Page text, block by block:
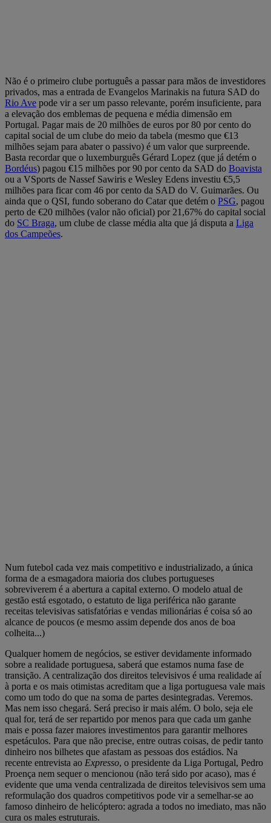
Não é o primeiro clube português a passar para mãos de investidores
privados, mas a entrada de Evangelos Marinakis na futura SAD do
Rio Ave pode vir a ser um passo relevante, porém insuficiente, para
a elevação dos emblemas de pequena e média dimensão em
Portugal. Pagar mais de 20 milhões de euros por 80 por cento do
capital social de um clube do meio da tabela (mesmo que €13
milhões sejam para abater o passivo) é um valor que surpreende.
Basta recordar que o luxemburguês Gérard Lopez (que já detém o
Bordéus) pagou €15 milhões por 90 por cento da SAD do Boavista
ou a VSports de Nassef Sawiris e Wesley Edens investiu €5,5
milhões para ficar com 46 por cento da SAD do V. Guimarães. Ou
ainda que o QSI, fundo soberano do Catar que detém o PSG, pagou
perto de €20 milhões (valor não oficial) por 21,67% do capital social
do SC Braga, um clube de classe média alta que já disputa a Liga
dos Campeões.
Num futebol cada vez mais competitivo e industrializado, a única
forma de a esmagadora maioria dos clubes portugueses
sobreviverem é a abertura a capital externo. O modelo atual de
gestão está esgotado, o estatuto de liga periférica não garante
receitas televisivas satisfatórias e vendas milionárias é coisa só ao
alcance de poucos (e mesmo assim depende dos anos de boa
colheita...)
Qualquer homem de negócios, se estiver devidamente informado
sobre a realidade portuguesa, saberá que estamos numa fase de
transição. A centralização dos direitos televisivos é uma realidade aí
à porta e os mais otimistas acreditam que a liga portuguesa vale mais
como um todo do que na soma de partes desintegradas. Veremos.
Mas nem isso chegará. Será preciso ir mais além. O bolo, seja ele
qual for, terá de ser repartido por menos para que cada um ganhe
mais e possa fazer maiores investimentos para garantir melhores
espetáculos. Para que não precise, entre outras coisas, de pedir tanto
dinheiro nos bilhetes que afastam as pessoas dos estádios. Na
recente entrevista ao Expresso, o presidente da Liga Portugal, Pedro
Proença nem sequer o mencionou (não terá sido por acaso), mas é
evidente que uma venda centralizada de direitos televisivos sem uma
reformulação dos quadros competitivos pode vir a semelhar-se ao
famoso dinheiro de helicóptero: agrada a todos no imediato, mas não
cura os males estruturais.